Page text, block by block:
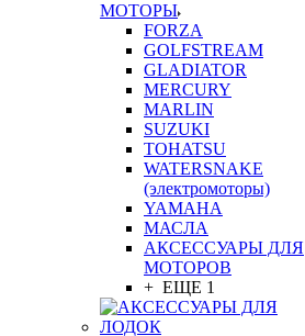
МОТОРЫ
FORZA
GOLFSTREAM
GLADIATOR
MERCURY
MARLIN
SUZUKI
TOHATSU
WATERSNAKE
(электромоторы)
YAMAHA
МАСЛА
АКСЕССУАРЫ ДЛЯ
МОТОРОВ
+ ЕЩЕ 1